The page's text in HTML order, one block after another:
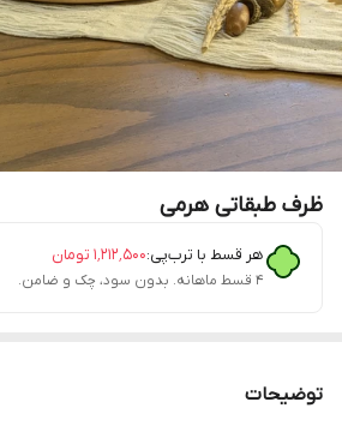
ظرف طبقاتی هرمی
هر قسط با ترب‌پی:۱٬۲۱۲٬۵۰۰ تومان
۴ قسط ماهانه. بدون سود، چک و ضامن.
توضیحات